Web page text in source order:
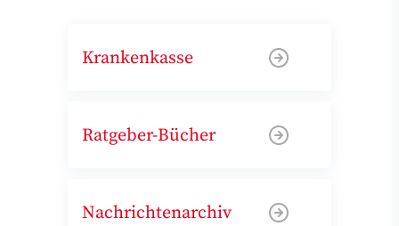
Krankenkasse
Ratgeber-Bücher
Nachrichtenarchiv